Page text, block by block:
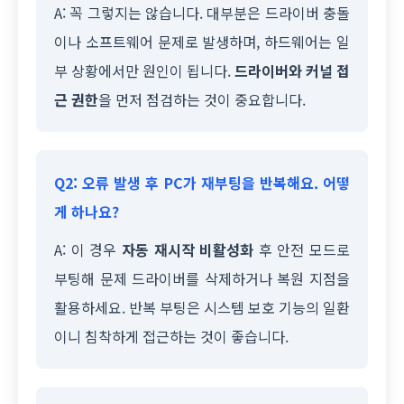
A: 꼭 그렇지는 않습니다. 대부분은 드라이버 충돌
이나 소프트웨어 문제로 발생하며, 하드웨어는 일
부 상황에서만 원인이 됩니다.드라이버와 커널 접
근 권한을 먼저 점검하는 것이 중요합니다.
Q2: 오류 발생 후 PC가 재부팅을 반복해요. 어떻
게 하나요?
A: 이 경우 자동 재시작 비활성화 후 안전 모드로
부팅해 문제 드라이버를 삭제하거나 복원 지점을
활용하세요. 반복 부팅은 시스템 보호 기능의 일환
이니 침착하게 접근하는 것이 좋습니다.